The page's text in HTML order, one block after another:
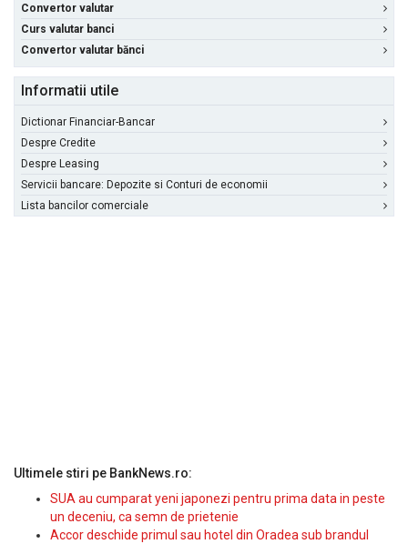
Convertor valutar
Curs valutar banci
Convertor valutar bănci
Informatii utile
Dictionar Financiar-Bancar
Despre Credite
Despre Leasing
Servicii bancare: Depozite si Conturi de economii
Lista bancilor comerciale
Ultimele stiri pe BankNews.ro:
SUA au cumparat yeni japonezi pentru prima data in peste
un deceniu, ca semn de prietenie
Accor deschide primul sau hotel din Oradea sub brandul